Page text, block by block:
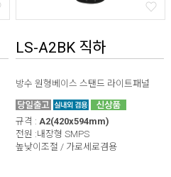
LS-A2BK 직하
방수 원형베이스 스탠드 라이트패널
규격 : A2(420x594mm)
전원 :내장형 SMPS
높낮이조절 / 가로세로겸용